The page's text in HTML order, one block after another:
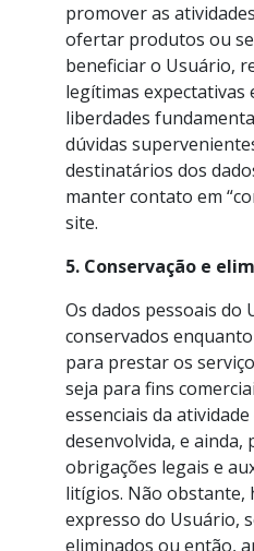
promover as
ofertar produtos ou
beneficiar o Usuário,
legítimas expectativas
liberdades
dúvidas
destinatários dos
manter contato em
site.
5. Conservação e
Os dados pessoais do
conservados
para prestar os
seja para fins
essenciais da
desenvolvida, e ainda,
obrigações legais e
litígios. Não obstante,
expresso do Usuário,
eliminados ou então,